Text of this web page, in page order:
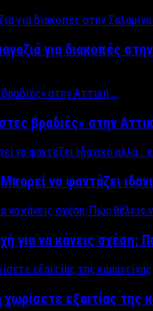
για διακοπές
βραδιές» στην
να φαντάζει
για να κάνεις σχέση;
εξαιτίας της